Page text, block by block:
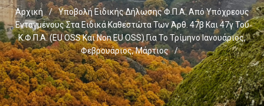
Αρχική /
Υποβολή Ειδικής Δήλωσης Φ.Π.Α. Από Υπόχρεους
Ενταγμένους Στα Ειδικά Καθεστώτα Των Άρθ. 47β Και 47γ Του
Κ.Φ.Π.Α. (EU OSS Και Non EU OSS) Για Το Τρίμηνο Ιανουάριος,
Φεβρουάριος, Μάρτιος
/